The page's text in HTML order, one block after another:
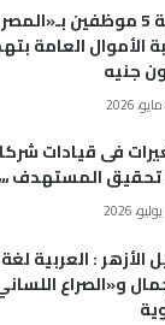
إحالة 5 موظفين
جنيه
فى قيادات
المستهدف
الأزهر : العربية
و«الصراع